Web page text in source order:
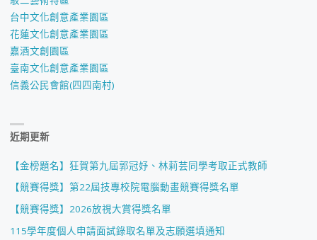
台中文化創意產業園區
花蓮文化創意產業園區
嘉酒文創園區
臺南文化創意產業園區
信義公民會館(四四南村)
近期更新
【金榜題名】狂賀第九屆郭冠妤、林莉芸同學考取正式教師
【競賽得獎】第22屆技專校院電腦動畫競賽得獎名單
【競賽得獎】2026放視大賞得獎名單
115學年度個人申請面試錄取名單及志願選填通知